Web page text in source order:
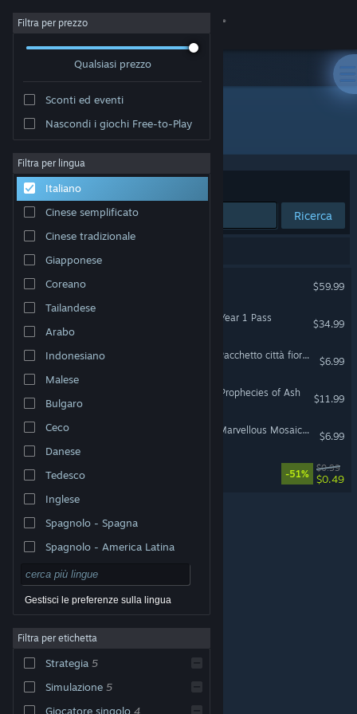
Accedi
Informazioni
Assistenza
Cambia la lingua
Ottieni l'app mobile di Steam
Visualizza il sito web per desktop
appartengono ai rispettivi proprietari negli Stati Uniti e
legali| Accessibilità
Steam| Rimborsi|Cookie
Filtra per prezzo
Qualsiasi prezzo
Sconti ed eventi
Nascondi i giochi Free-to-Play
Filtra per lingua
Italiano
Cinese semplificato
Cinese tradizionale
Giapponese
Coreano
Tailandese
Arabo
Indonesiano
Malese
Bulgaro
Ceco
Danese
Tedesco
Inglese
Spagnolo - Spagna
Spagnolo - America Latina
Gestisci le preferenze sulla lingua
Filtra per etichetta
Strategia 5
Simulazione 5
Giocatore singolo 4
"Anno 117: Pax Romana"
Ordina per Rilevanza
Ricerca
$59.99
Anno 117: Pax Romana – Year 1 Pass
$34.99
Anno 117: Pax Romana - Pacchetto città fiorenti
$6.99
Anno 117: Pax Romana – Prophecies of Ash
$11.99
Anno 117: Pax Romana - Marvellous Mosaic Pack
$6.99
-51%
$0.99
$0.49